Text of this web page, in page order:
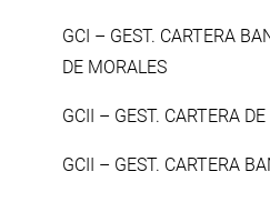
GCI – GEST. CARTERA
DE MORALES
GCII – GEST. CARTERA
GCII – GEST. CARTERA